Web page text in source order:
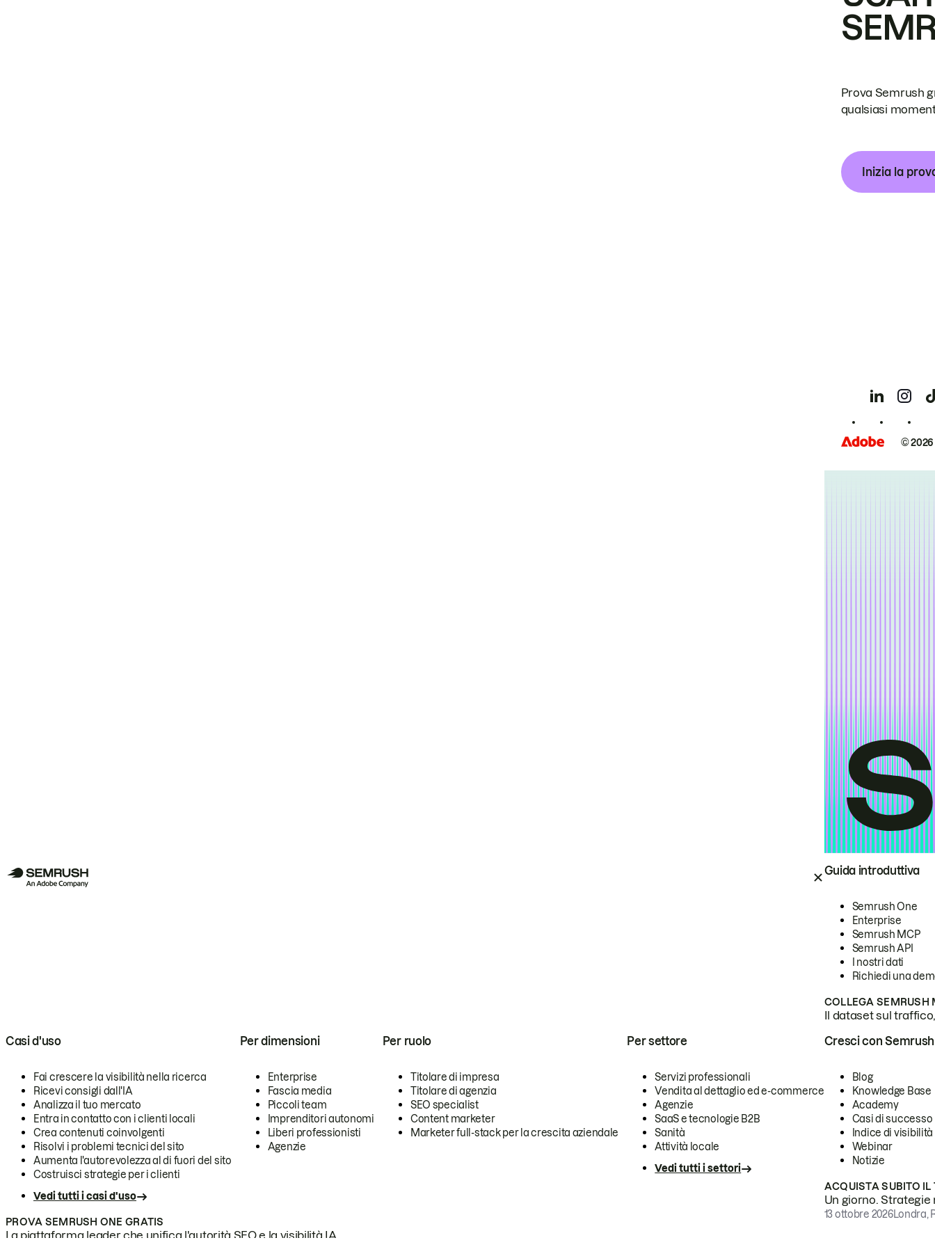
Guida introduttiva
Semrush One
Enterprise
Semrush MCP
Semrush API
I nostri dati
Richiedi una
COLLEGA SEMRUSH
Il dataset sul
Casi d'uso
Fai crescere la visibilità nella ricerca
Ricevi consigli dall'IA
Analizza il tuo mercato
Entra in contatto con i clienti locali
Crea contenuti coinvolgenti
Risolvi i problemi tecnici del sito
Aumenta l'autorevolezza al di fuori del sito
Costruisci strategie per i clienti
Vedi tutti i casi d'uso
Per dimensioni
Enterprise
Fascia media
Piccoli team
Imprenditori autonomi
Liberi professionisti
Agenzie
Per ruolo
Titolare di impresa
Titolare di agenzia
SEO specialist
Content marketer
Marketer full-stack per la crescita aziendale
Per settore
Servizi professionali
Vendita al dettaglio ed e-commerce
Agenzie
SaaS e tecnologie B2B
Sanità
Attività locale
Vedi tutti i settori
PROVA SEMRUSH ONE GRATIS
La piattaforma leader che unifica l'autorità SEO e la visibilità IA.
Cresci con Semrush
Blog
Knowledge Base
Academy
Casi di successo
Indice di visibilità
Webinar
Notizie
ACQUISTA SUBITO IL
Un giorno.
13 ottobre 2026Londra,
Prova Semrush
qualsiasi
Inizia la
©